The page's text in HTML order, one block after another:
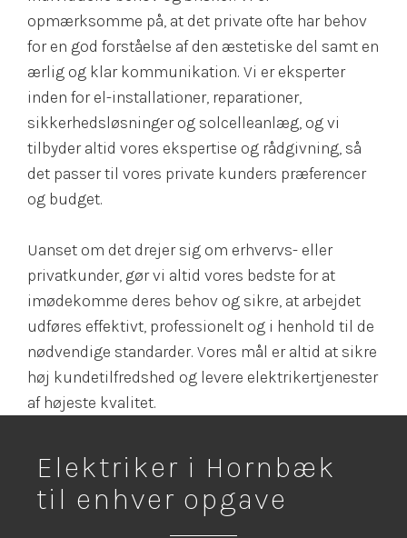
opmærksomme på, at det private ofte har behov
for en god forståelse af den æstetiske del samt en
ærlig og klar kommunikation. Vi er eksperter
inden for el-installationer, reparationer,
sikkerhedsløsninger og solcelleanlæg, og vi
tilbyder altid vores ekspertise og rådgivning, så
det passer til vores private kunders præferencer
og budget.
Uanset om det drejer sig om erhvervs- eller
privatkunder, gør vi altid vores bedste for at
imødekomme deres behov og sikre, at arbejdet
udføres effektivt, professionelt og i henhold til de
nødvendige standarder. Vores mål er altid at sikre
høj kundetilfredshed og levere elektrikertjenester
af højeste kvalitet.
Elektriker i Hornbæk
til enhver opgave